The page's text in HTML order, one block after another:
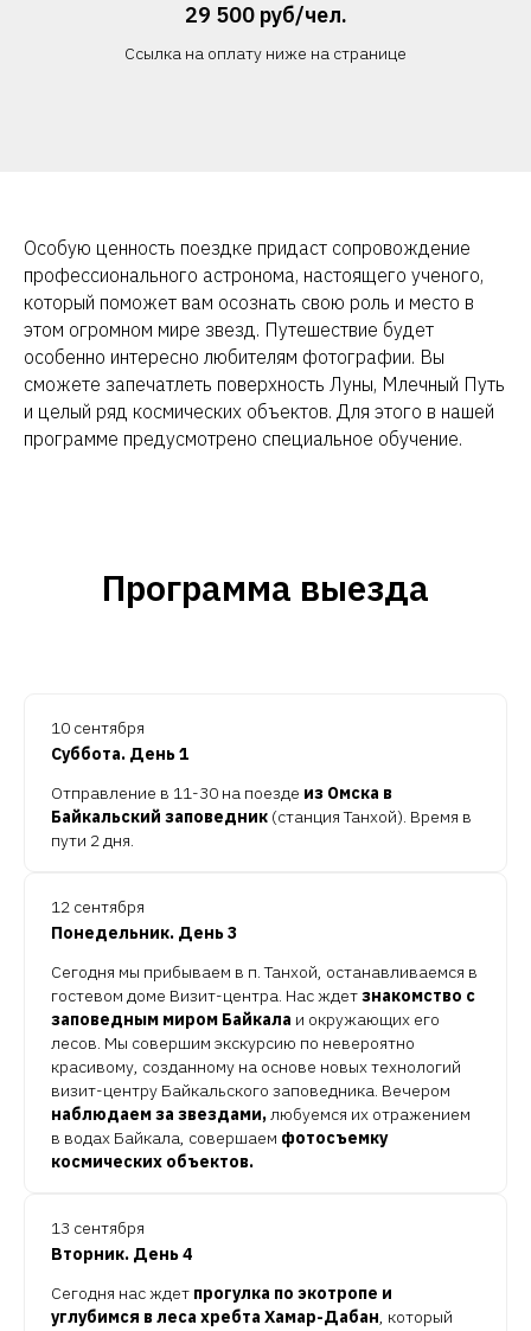
29 500 руб/чел.
Ссылка на оплату ниже на странице
Особую ценность поездке придаст сопровождение
профессионального астронома, настоящего ученого,
который поможет вам осознать свою роль и место в
этом огромном мире звезд. Путешествие будет
особенно интересно любителям фотографии. Вы
сможете запечатлеть поверхность Луны, Млечный Путь
и целый ряд космических объектов. Для этого в нашей
программе предусмотрено специальное обучение.
Программа выезда
10 сентября
Суббота. День 1
Отправление в 11-30 на поезде из Омска в
Байкальский заповедник (станция Танхой). Время в
пути 2 дня.
12 сентября
Понедельник. День 3
Сегодня мы прибываем в п. Танхой, останавливаемся в
гостевом доме Визит-центра. Нас ждетзнакомство с
заповедным миром Байкала и окружающих его
лесов. Мы совершим экскурсию по невероятно
красивому, созданному на основе новых технологий
визит-центру Байкальского заповедника. Вечером
наблюдаем за звездами,любуемся их отражением
в водах Байкала, совершаем фотосъемку
космических объектов.
13 сентября
Вторник. День 4
Сегодня нас ждет прогулка по экотропе и
углубимся в леса хребта Хамар-Дабан, который